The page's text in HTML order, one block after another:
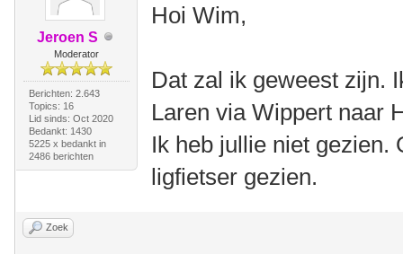
Jeroen S
Moderator
Berichten: 2.643
Topics: 16
Lid sinds: Oct 2020
Bedankt: 1430
5225 x bedankt in
2486 berichten
Hoi Wim,
Dat zal ik geweest zijn.
Laren via Wippert naar
Ik heb jullie niet gezien.
ligfietser gezien.
Zoek